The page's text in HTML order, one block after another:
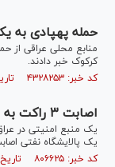
حمله پهپادی به
منابع محلی عراقی از
کرکوک خبر دادند.
کد خبر: ۴۳۲۸۲۵۳ تاریخ انتشار : ۱۴۰۱/۰۴/۰۳
اصابت ۳ راکت به اطراف اربیل
یک پالایشگاه نفتی
کد خبر: ۸۰۶۶۲۵ تاریخ انتشار : ۱۴۰۱/۰۱/۱۷